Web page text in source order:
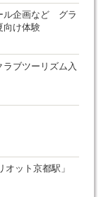
ル企画など グラ
向け体験
ラブツーリズム入
ット京都駅」